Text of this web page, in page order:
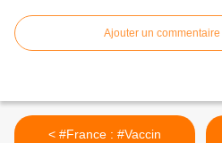
Ajouter un commentaire
< #France : #Vaccin